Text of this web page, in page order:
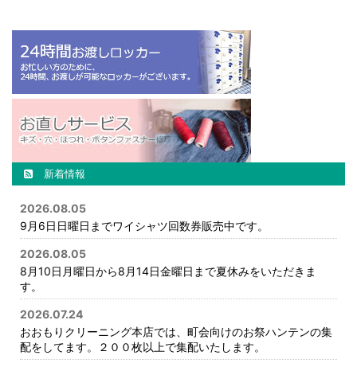
新着情報
2026.08.05
9月6日日曜日までワイシャツ回数券販売中です。
2026.08.05
8月10日月曜日から8月14日金曜日まで夏休みをいただきま
す。
2026.07.24
おおもりクリーニング本店では、町会向けのお祭ハンテンの集
配をしてます。２００枚以上で集配いたします。